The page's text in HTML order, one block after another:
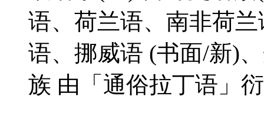
语、荷兰语、南非荷
语、挪威语 (书面/新)
族 由「通俗拉丁语」